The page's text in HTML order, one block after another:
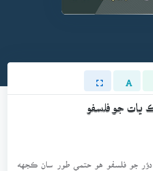
يات جو فلسفو
جو فلسفو هو حتمي طور سان ڪجهه